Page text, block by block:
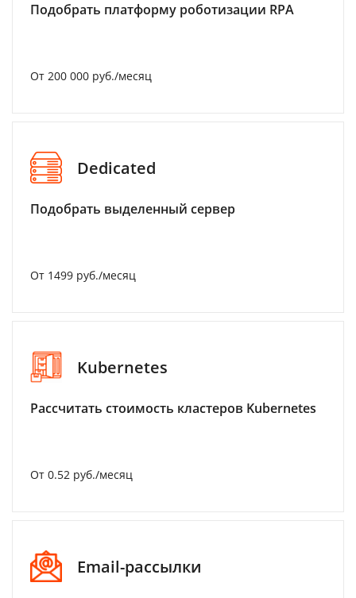
Подобрать платформу роботизации RPA
От 200 000 руб./месяц
Dedicated
Подобрать выделенный сервер
От 1499 руб./месяц
Kubernetes
Рассчитать стоимость кластеров Kubernetes
От 0.52 руб./месяц
Email-рассылки